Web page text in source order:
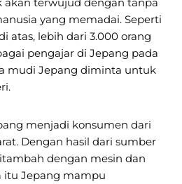
yang memadai. Seperti
atas, lebih dari 3.000 orang
pengajar di Jepang pada
mudi Jepang diminta untuk
menjadi konsumen dari
Dengan hasil dari sumber
dengan mesin dan
itu Jepang mampu